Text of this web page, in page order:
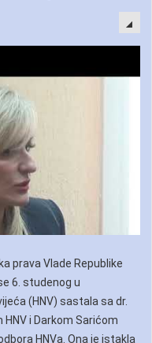
prava Vlade Republike
6. studenog u
(HNV) sastala sa dr.
i Darkom Sarićom
HNVa. Ona je istakla